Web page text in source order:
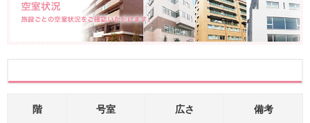
階 号室 広さ 備考